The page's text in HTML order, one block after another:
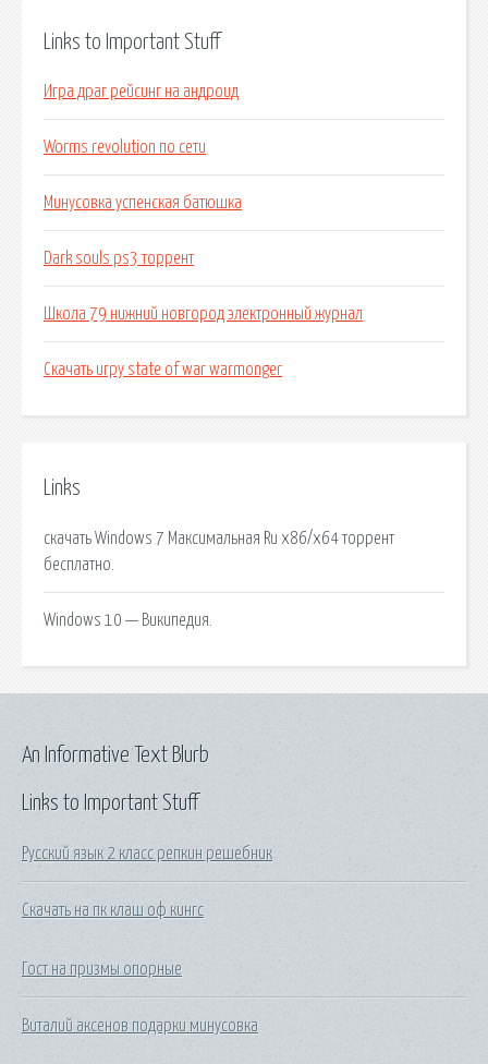
Links to Important Stuff
Игра драг рейсинг на андроид
Worms revolution по сети
Минусовка успенская батюшка
Dark souls ps3 торрент
Школа 79 нижний новгород электронный журнал
Скачать игру state of war warmonger
Links
скачать Windows 7 Максимальная Ru x86/x64 торрент
бесплатно.
Windows 10 — Википедия.
Links to Important Stuff
Русский язык 2 класс репкин решебник
Скачать на пк клаш оф кингс
Гост на призмы опорные
Виталий аксенов подарки минусовка
An Informative Text Blurb